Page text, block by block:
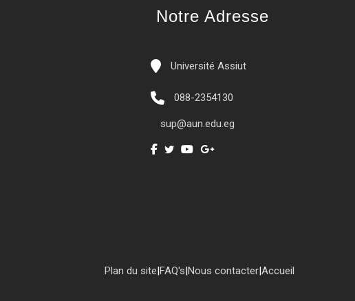
Notre Adresse
Université Assiut
088-2354130
sup@aun.edu.eg
Accueil
|
Nous contacter
|
FAQ's
|
Plan du site